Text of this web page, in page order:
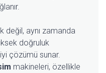
değil, aynı zamanda
doğruluk
çözümü sunar.
makineleri, özellikle